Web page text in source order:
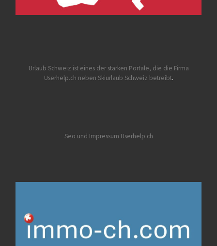
Urlaub Schweiz ist eines der starken Portale, die die Firma
Userhelp.ch neben Skiurlaub Schweiz betreibt.
Seo und Impressum Userhelp.ch